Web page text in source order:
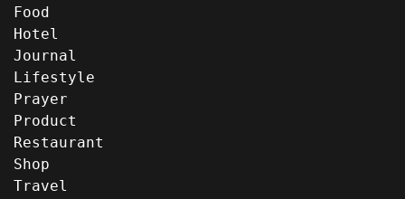
Food
Hotel
Journal
Lifestyle
Prayer
Product
Restaurant
Shop
Travel